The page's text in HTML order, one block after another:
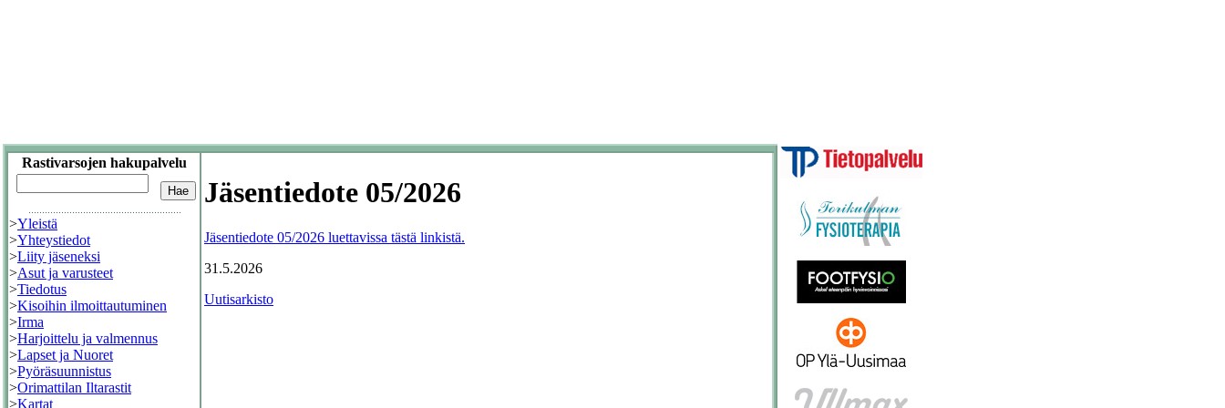
Rastivarsojen hakupalvelu
>Yleistä
>Yhteystiedot
>Liity jäseneksi
>Asut ja varusteet
>Tiedotus
>Kisoihin ilmoittautuminen
>Irma
>Harjoittelu ja valmennus
>Lapset ja Nuoret
>Pyöräsuunnistus
>Orimattilan Iltarastit
>Kartat
Jäsentiedote 05/2026
Jäsentiedote 05/2026 luettavissa tästä linkistä.
31.5.2026
Uutisarkisto